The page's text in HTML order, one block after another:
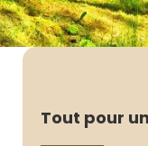
Tout pour